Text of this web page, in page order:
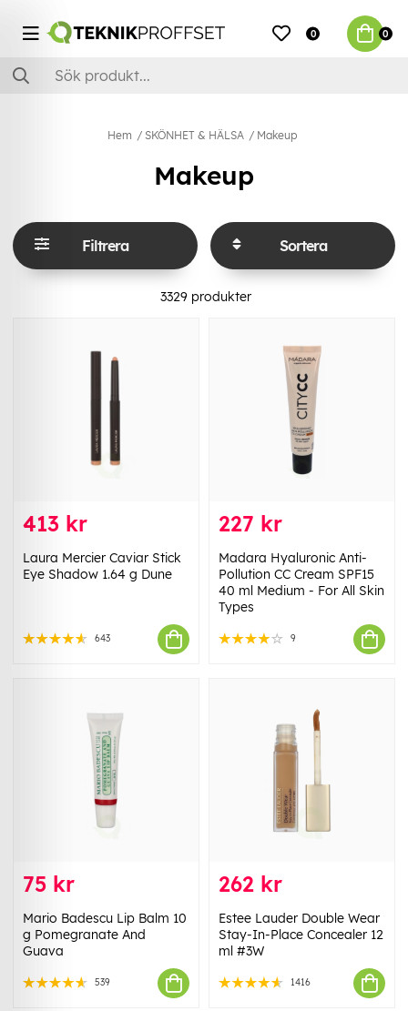
0 0
Hem SKÖNHET & HÄLSA Makeup
Makeup
Filtrera Sortera
3329 produkter
413 kr
Laura Mercier Caviar Stick
Eye Shadow 1.64 g Dune
643
227 kr
Madara Hyaluronic Anti-
Pollution CC Cream SPF15
40 ml Medium - For All Skin
Types
9
75 kr
Mario Badescu Lip Balm 10
g Pomegranate And
Guava
539
262 kr
Estee Lauder Double Wear
Stay-In-Place Concealer 12
ml #3W
1416